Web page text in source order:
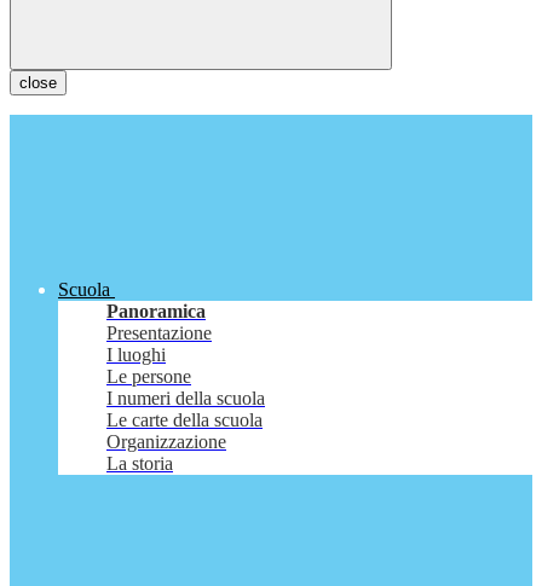
close
Scuola
Panoramica
Presentazione
I luoghi
Le persone
I numeri della scuola
Le carte della scuola
Organizzazione
La storia